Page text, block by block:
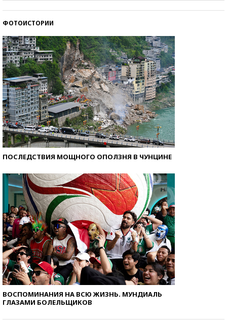
ФОТОИСТОРИИ
ПОСЛЕДСТВИЯ МОЩНОГО ОПОЛЗНЯ В ЧУНЦИНЕ
ВОСПОМИНАНИЯ НА ВСЮ ЖИЗНЬ. МУНДИАЛЬ
ГЛАЗАМИ БОЛЕЛЬЩИКОВ